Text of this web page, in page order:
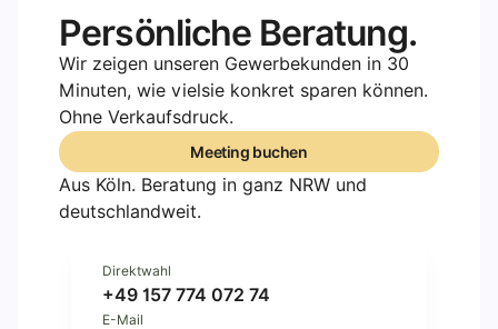
Persönliche Beratung.
Wir zeigen unseren Gewerbekunden in 30
Minuten, wie vielsie konkret sparen können.
Ohne Verkaufsdruck.
Meeting buchen
Meeting buchen
Aus Köln. Beratung in ganz NRW und
deutschlandweit.
Direktwahl
+49 157 774 072 74
E-Mail